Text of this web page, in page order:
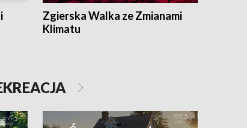
Zgierska Walka ze Zmianami
Klimatu